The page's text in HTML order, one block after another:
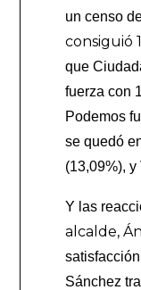
un censo
consiguió
que
fuerza con
Podemos
se quedó
(13,09%),
Y las
alcalde,
Sánchez